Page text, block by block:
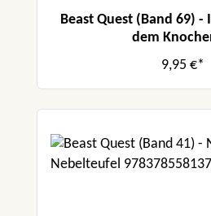
Beast Quest (Band 69) -
dem
9,95 €*